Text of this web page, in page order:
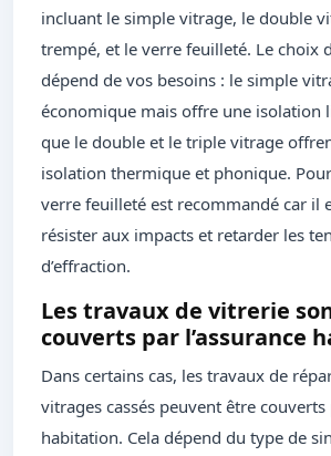
incluant le simple vitrage, le double
trempé, et le verre feuilleté. Le choix
dépend de vos besoins : le simple
économique mais offre une isolation
que le double et le triple vitrage
isolation thermique et phonique.
verre feuilleté est recommandé car il
résister aux impacts et retarder les
d’effraction.
Les travaux de vitrerie
couverts par l’assurance
Dans certains cas, les travaux de
vitrages cassés peuvent être couverts
habitation. Cela dépend du type de